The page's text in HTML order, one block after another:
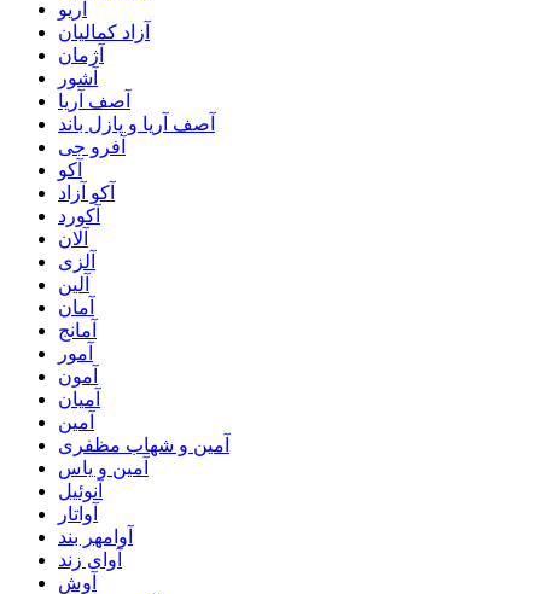
آریو
آزاد کمالیان
آژمان
آشور
آصف آریا
آصف آریا و پازل باند
آفرو جی
آکو
آکو آزاد
آکورد
آلان
آلزی
آلین
آمان
آمانج
آمور
آمون
آمیان
آمین
آمین و شهاب مظفری
آمین و یاس
آنوئیل
آواتار
آوامهر بند
آوای زند
آوش